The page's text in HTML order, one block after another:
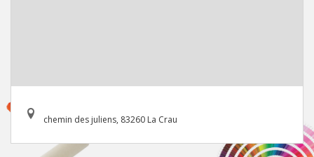
chemin des juliens, 83260 La Crau